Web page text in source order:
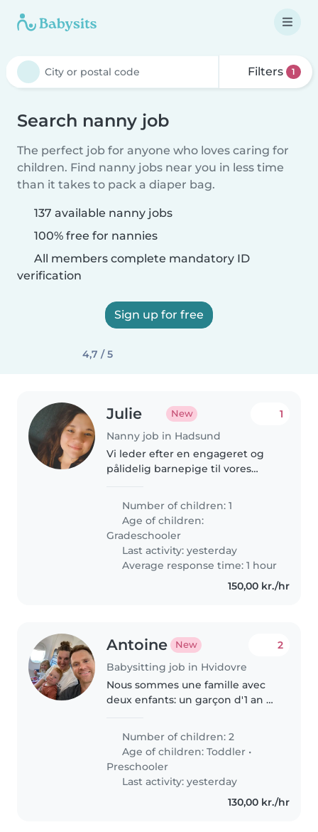
Filters 1
Search nanny job
The perfect job for anyone who loves caring for
children. Find nanny jobs near you in less time
than it takes to pack a diaper bag.
137 available nanny jobs
100% free for nannies
All members complete mandatory ID
verification
Sign up for free
4,7 / 5
Julie New
Nanny job in Hadsund
1
Vi leder efter en engageret og
pålidelig barnepige til vores
pige. Vi foretrækker nogen, der
er tryg ved at lave mad en gang i
mellem og gerne deltager..
Number of children: 1
Age of children:
Gradeschooler
Last activity: yesterday
Average response time: 1 hour
150,00 kr./hr
Antoine New
Babysitting job in Hvidovre
2
Nous sommes une famille avec
deux enfants: un garçon d'1 an et
d'aprem et soirée. Ex: récupérer
enfants à la crèche, leur..
Number of children: 2
Age of children:Toddler •
Preschooler
Last activity: yesterday
130,00 kr./hr